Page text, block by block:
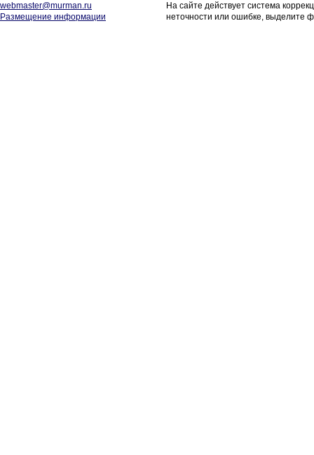
webmaster@murman.ru
Размещение информации
На сайте действует система
неточности или ошибке, выделите